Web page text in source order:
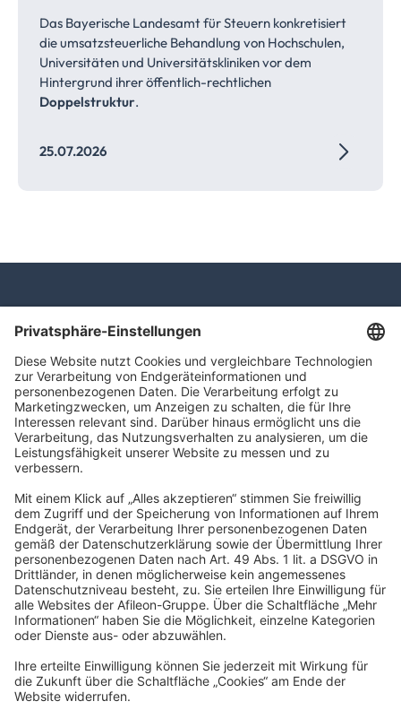
Das Bayerische Landesamt für Steuern konkretisiert
die umsatzsteuerliche Behandlung von Hochschulen,
Universitäten und Universitätskliniken vor dem
Hintergrund ihrer öffentlich-rechtlichen
Doppelstruktur.
25.07.2026
Mertens Schabow Steuerberatung GmbH
Hans-Henny-Jahnn-Weg 41-45
22085 Hamburg
info@mertens-schabow.de
Impressum
Datenschutz
Barrierefreiheit
AGB
Cookies